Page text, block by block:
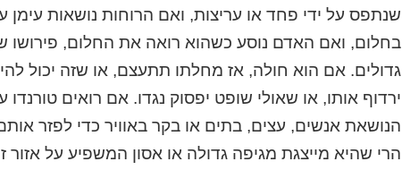
שנתפס על ידי פחד או עריצות, ואם הרוחות נושאות עימן
בחלום, ואם האדם נוסע כשהוא רואה את החלום, פירושו
גדולים. אם הוא חולה, אז מחלתו תתעצם, או שזה יכול
ירדוף אותו, או שאולי שופט יפסוק נגדו. אם רואים טורנדו
הנושאת אנשים, עצים, בתים או בקר באוויר כדי לפזר
הרי שהיא מייצגת מגיפה גדולה או אסון המשפיע על אזור